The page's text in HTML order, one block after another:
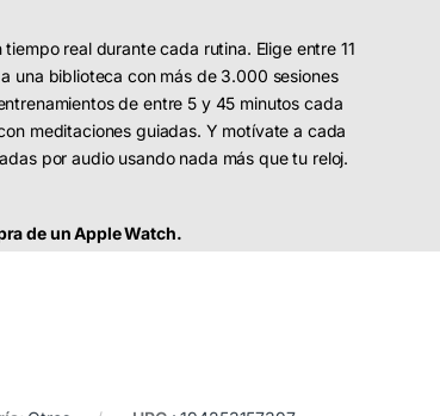
real durante cada rutina. Elige entre 11
una biblioteca con más de 3.000 sesiones
de entre 5 y 45 minutos cada
meditaciones guiadas. Y motívate a cada
por audio usando nada más que tu reloj.
de un Apple Watch.